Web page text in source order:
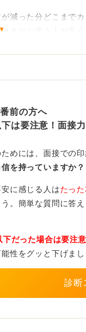
減った分どこまで
きかと迷う人が多く
したNさん（事務
見えやや堅い印象
面接官からも落ち着
なりますが、少し
ます。
にもよる！ 企業
も参考となります
融や行政、メーカー
前の方へ
は要注意！面接
めには、面接での
を持っていますか？
に感じる人はたっ
。簡単な質問に答え
下だった場合は要注
性をグッと下げまし
診断